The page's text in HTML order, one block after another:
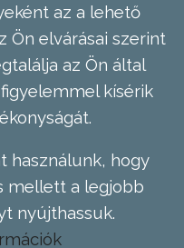
az a lehető
Ön elvárásai szerint
az Ön által
kísérik
használunk, hogy
mellett a legjobb
nyújthassuk.